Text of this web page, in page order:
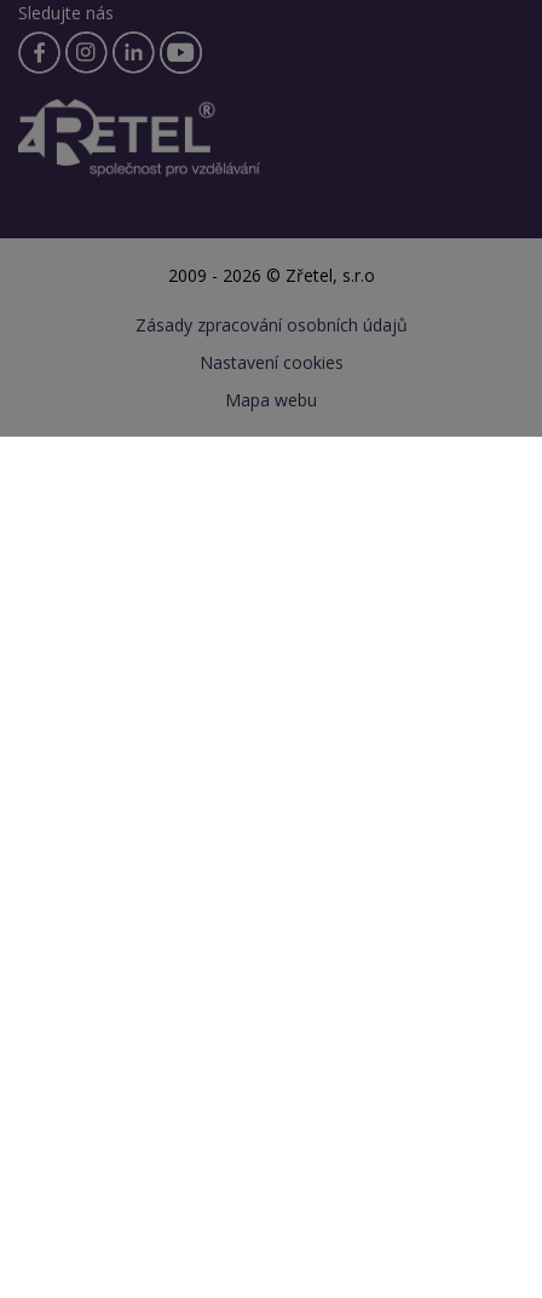
Sledujte nás
2009 - 2026 © Zřetel, s.r.o
Zásady zpracování osobních údajů
Nastavení cookies
Mapa webu